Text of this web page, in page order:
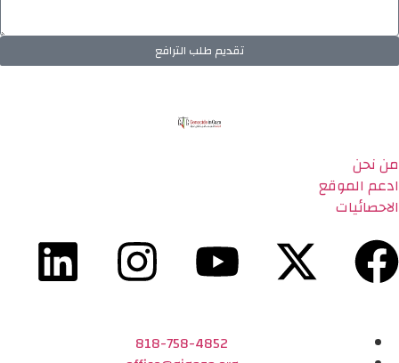
تقديم طلب الترافع
من نحن
ادعم الموقع
الاحصائيات
818-758-4852